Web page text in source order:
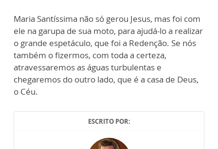
Maria Santíssima não só gerou Jesus, mas foi com
ele na garupa de sua moto, para ajudá-lo a realizar
o grande espetáculo, que foi a Redenção. Se nós
também o fizermos, com toda a certeza,
atravessaremos as águas turbulentas e
chegaremos do outro lado, que é a casa de Deus,
o Céu.
ESCRITO POR: